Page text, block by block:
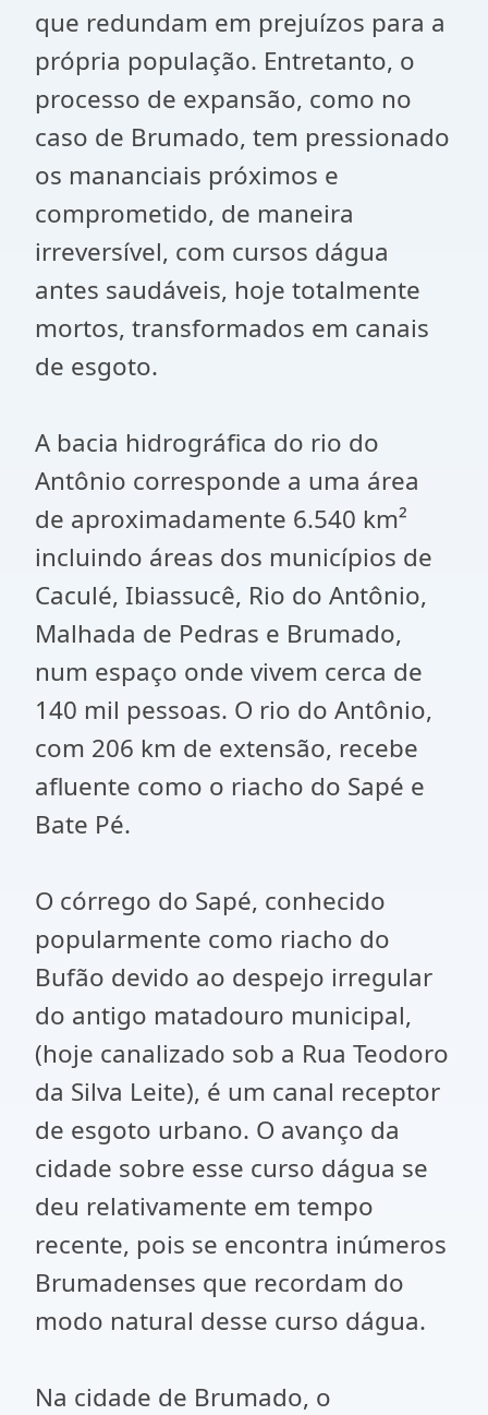
que redundam em prejuízos para a
própria população. Entretanto, o
processo de expansão, como no
caso de Brumado, tem pressionado
os mananciais próximos e
comprometido, de maneira
irreversível, com cursos dágua
antes saudáveis, hoje totalmente
mortos, transformados em canais
de esgoto.
A bacia hidrográfica do rio do
Antônio corresponde a uma área
de aproximadamente 6.540 km²
incluindo áreas dos municípios de
Caculé, Ibiassucê, Rio do Antônio,
Malhada de Pedras e Brumado,
num espaço onde vivem cerca de
140 mil pessoas. O rio do Antônio,
com 206 km de extensão, recebe
afluente como o riacho do Sapé e
Bate Pé.
O córrego do Sapé, conhecido
popularmente como riacho do
Bufão devido ao despejo irregular
do antigo matadouro municipal,
(hoje canalizado sob a Rua Teodoro
da Silva Leite), é um canal receptor
de esgoto urbano. O avanço da
cidade sobre esse curso dágua se
deu relativamente em tempo
recente, pois se encontra inúmeros
Brumadenses que recordam do
modo natural desse curso dágua.
Na cidade de Brumado, o